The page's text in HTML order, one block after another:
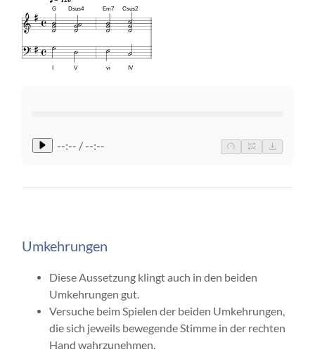
G Dsus4 Em7 Csus2
I V vi IV
--:-- / --:--
Umkehrungen
Diese Aussetzung klingt auch in den beiden
Umkehrungen gut.
Versuche beim Spielen der beiden Umkehrungen,
die sich jeweils bewegende Stimme in der rechten
Hand wahrzunehmen.